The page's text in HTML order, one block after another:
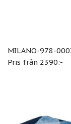
MILANO-978-
Pris från 2390:-